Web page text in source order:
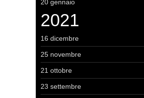
20 gennaio
2021
16 dicembre
25 novembre
21 ottobre
23 settembre